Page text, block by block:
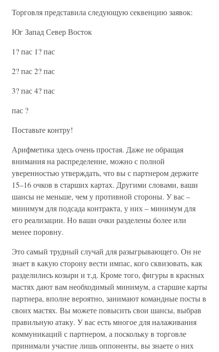
Торговля представила следующую секвенцию заявок:
Юг Запад Север Восток
1? пас 1? пас
2? пас 2? пас
3? пас 4? пас
пас ?
Поставьте контру!
Арифметика здесь очень простая. Даже не обращая
внимания на распределение, можно с полной
уверенностью утверждать, что вы с партнером держите
15–16 очков в старших картах. Другими словами, ваши
шансы не меньше, чем у противной стороны. У вас –
минимум для подсада контракта, у них – минимум для
его реализации. Но ваши очки разделены более или
менее поровну.
Это самый трудный случай для разыгрывающего. Он не
знает в какую сторону вести импас, кого сквизовать, как
разделились козыри и т.д. Кроме того, фигуры в красных
мастях дают вам необходимый минимум, а старшие карты
партнера, вполне вероятно, занимают командные посты в
своих мастях. Вы можете повысить свои шансы, выбрав
правильную атаку. У вас есть многое для налаживания
коммуникаций с партнером, а поскольку в торговле
принимали участие лишь оппоненты, вы знаете о них